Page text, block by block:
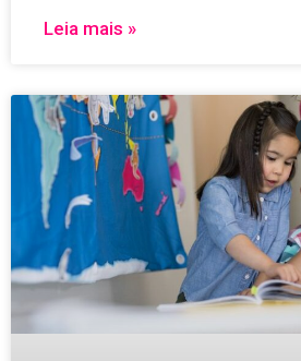
Leia mais »